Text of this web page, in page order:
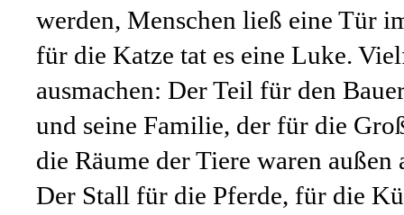
werden, Menschen ließ eine Tür
für die Katze tat es eine Luke.
ausmachen: Der Teil für den
und seine Familie, der für die
die Räume der Tiere waren außen
Der Stall für die Pferde, für die